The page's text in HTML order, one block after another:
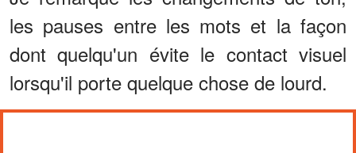
les pauses entre les mots et la façon
dont quelqu'un évite le contact visuel
lorsqu'il porte quelque chose de lourd.